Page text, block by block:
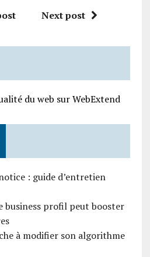
Next post
du web sur WebExtend
: guide d’entretien
business profil peut booster
à modifier son algorithme